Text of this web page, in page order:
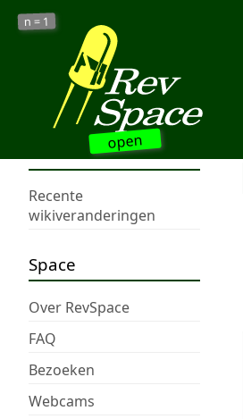
open
n = 1
Recente
wikiveranderingen
Space
Over RevSpace
FAQ
Bezoeken
Webcams